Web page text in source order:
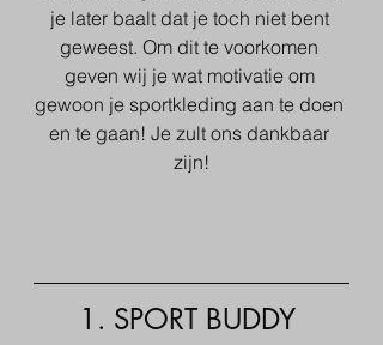
je later baalt dat je toch niet bent
geweest. Om dit te voorkomen
geven wij je wat motivatie om
gewoon je sportkleding aan te doen
en te gaan! Je zult ons dankbaar
zijn!
1. SPORT BUDDY